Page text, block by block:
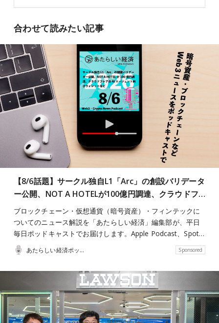
合わせて読みたい記事
【8/6話題】サークル独自L1「Arc」の創設バリデータ
ー公開、NOT A HOTELが100億円調達、クラウドフ…
ブロックチェーン・仮想通貨（暗号資産）・フィンテックに
ついてのニュース解説を「あたらしい経済」編集部が、平日
毎日ポッドキャストでお届けします。Apple Podcast、Spot…
あたらしい経済ポッドキャスト Sponsored